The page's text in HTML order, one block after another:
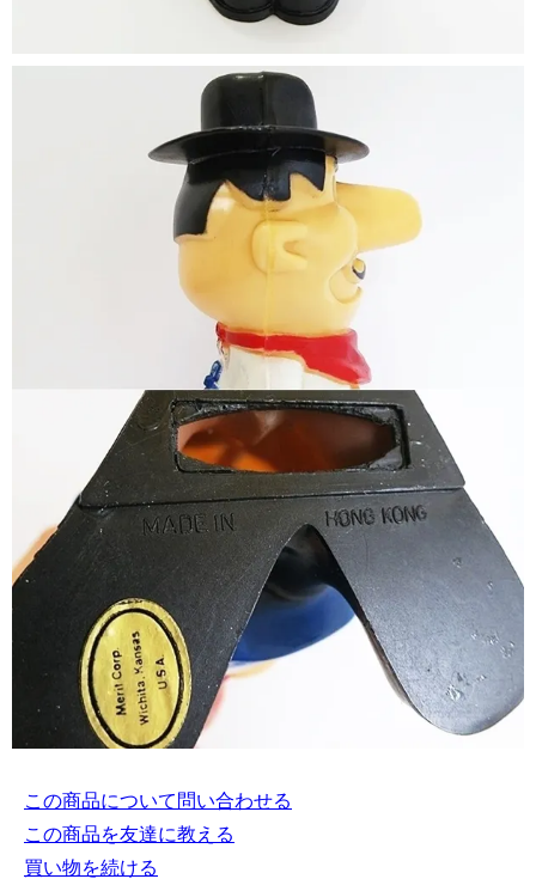
この商品について問い合わせる
この商品を友達に教える
買い物を続ける